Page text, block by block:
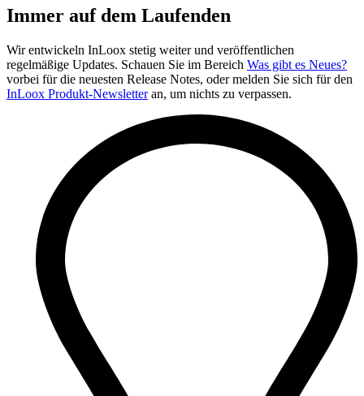
Immer auf dem Laufenden
Wir entwickeln InLoox stetig weiter und veröffentlichen
regelmäßige Updates. Schauen Sie im Bereich Was gibt es Neues?
vorbei für die neuesten Release Notes, oder melden Sie sich für den
InLoox Produkt-Newsletteran, um nichts zu verpassen.